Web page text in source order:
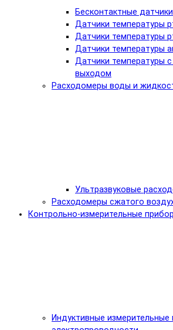
Бесконтактные
Датчики температуры
Датчики температуры
Датчики температуры
Датчики температуры
выходом
Расходомеры воды и
Ультразвуковые
Расходомеры сжатого
Контрольно-измерительные
Индуктивные измерительные